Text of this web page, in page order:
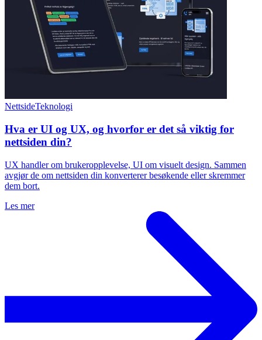
NettsideTeknologi
Hva er UI og UX, og hvorfor er det så viktig for
nettsiden din?
UX handler om brukeropplevelse, UI om visuelt design. Sammen
avgjør de om nettsiden din konverterer besøkende eller skremmer
dem bort.
Les mer